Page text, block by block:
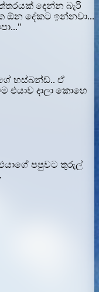
දෙන්න බැරි
ඕන දේකට ඉන්නවා...
හස්බන්ඩ්.. ඒ
එයාව දාලා කොහෙ
පපුවට තුරුල්